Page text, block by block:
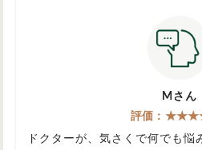
Mさん
評価：
ドクターが、気さくで何でも悩